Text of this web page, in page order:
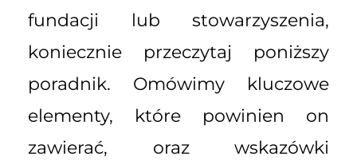
fundacji lub stowarzyszenia,
koniecznie przeczytaj poniższy
poradnik. Omówimy kluczowe
elementy, które powinien on
zawierać, oraz wskazówki